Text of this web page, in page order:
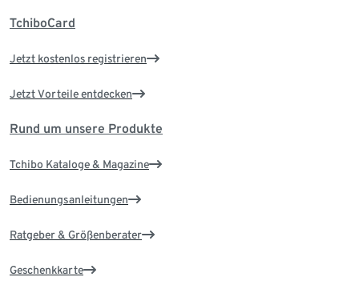
TchiboCard
Jetzt kostenlos registrieren
Jetzt Vorteile entdecken
Rund um unsere Produkte
Tchibo Kataloge & Magazine
Bedienungsanleitungen
Ratgeber & Größenberater
Geschenkkarte